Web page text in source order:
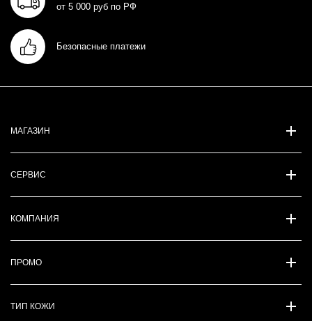
от 5 000 руб по РФ
Безопасные платежи
МАГАЗИН
СЕРВИС
КОМПАНИЯ
ПРОМО
ТИП КОЖИ